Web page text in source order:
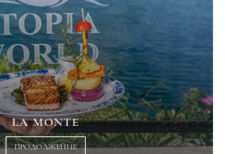
LA MONTE
ПРОДОЛЖЕНИЕ